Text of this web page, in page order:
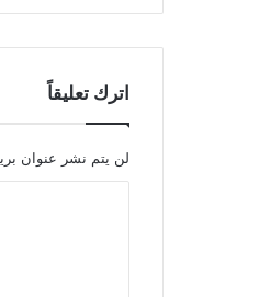
اترك تعليقاً
لن يتم نشر عنوان